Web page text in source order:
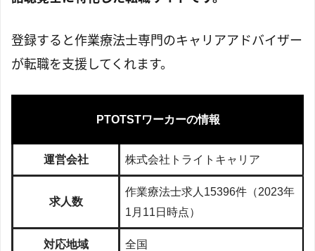
登録すると作業療法士専門のキャリアアドバイザー
が転職を支援してくれます。
PTOTSTワーカーの情報
運営会社 株式会社トライトキャリア
求人数
作業療法士求人15396件（2023年
1月11日時点）
対応地域 全国